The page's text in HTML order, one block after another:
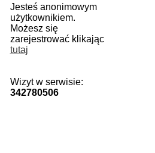
Jesteś anonimowym
użytkownikiem.
Możesz się
zarejestrować klikając
tutaj
Wizyt w serwisie:
342780506